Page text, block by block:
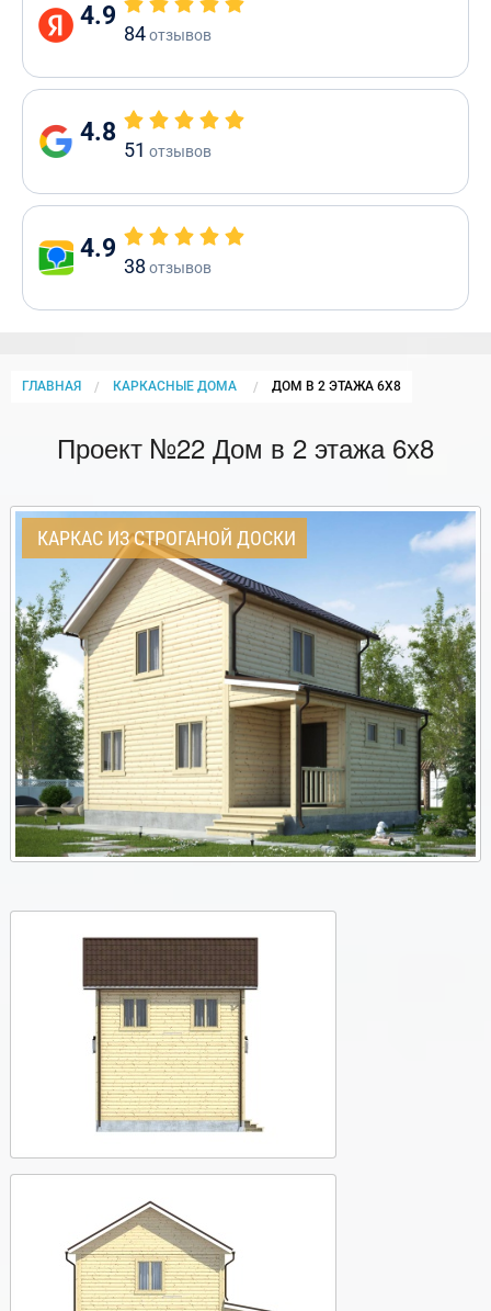
4.9
84отзывов
4.8
51 отзывов
4.9
38 отзывов
ГЛАВНАЯ КАРКАСНЫЕ ДОМА CURRENT:
ДОМ В 2 ЭТАЖА 6Х8
Проект №22 Дом в 2 этажа 6х8
КАРКАС ИЗ СТРОГАНОЙ ДОСКИ